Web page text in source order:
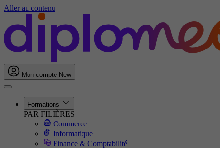
Aller au contenu
Mon compte New
Formations
PAR FILIÈRES
Commerce
Informatique
Finance & Comptabilité